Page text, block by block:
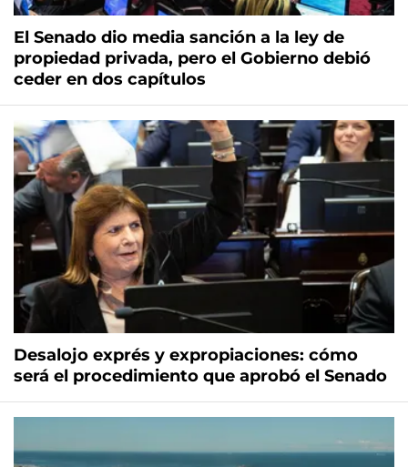
El Senado dio media sanción a la ley de
propiedad privada, pero el Gobierno debió
ceder en dos capítulos
Desalojo exprés y expropiaciones: cómo
será el procedimiento que aprobó el Senado